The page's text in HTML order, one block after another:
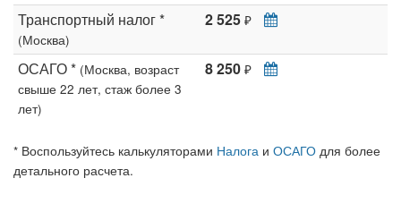
Транспортный налог *
(Москва)
2 525 ₽
ОСАГО * (Москва, возраст
свыше 22 лет, стаж более 3
лет)
8 250 ₽
* Воспользуйтесь калькуляторами Налога и ОСАГО для более
детального расчета.